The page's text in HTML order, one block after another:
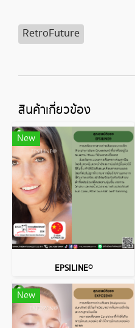
RetroFuture
สินค้าเกี่ยวข้อง
New
EPSILINE®
New